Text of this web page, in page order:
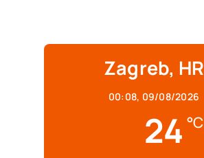
Zagreb, HR
00:08, 09/08/2026
24 °C